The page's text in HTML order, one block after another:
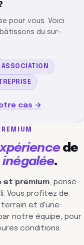
pour vous. Voici
du sur-
ASSOCIATION
cas →
de
inégalée.
et premium, pensé
Vous profitez de
terrain et d'une
notre équipe, pour
conditions.